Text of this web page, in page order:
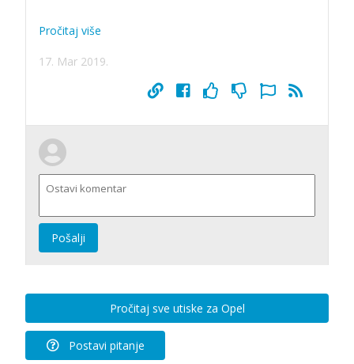
Pročitaj više
17. Mar 2019.
Pošalji
Pročitaj sve utiske za Opel
Postavi pitanje